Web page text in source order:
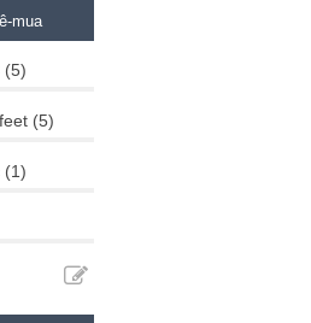
mua
(5)
(5)
(1)